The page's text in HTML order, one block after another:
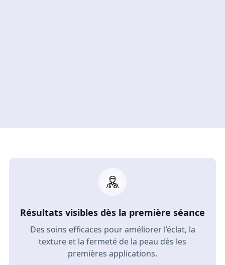
Résultats visibles dès la première séance
Des soins efficaces pour améliorer l’éclat, la
texture et la fermeté de la peau dès les
premières applications.